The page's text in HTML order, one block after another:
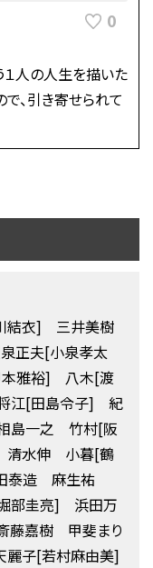
0
人の人生を描いた
、引き寄せられて
結衣] 三井美樹
正夫[小泉孝太
雅裕] 八木[渡
江[田島令子] 紀
島一之 竹村[阪
清水伸 小暮[鶴
泰造 麻生祐
部圭亮] 浜田万
藤嘉樹 甲斐まり
子[若村麻由美]